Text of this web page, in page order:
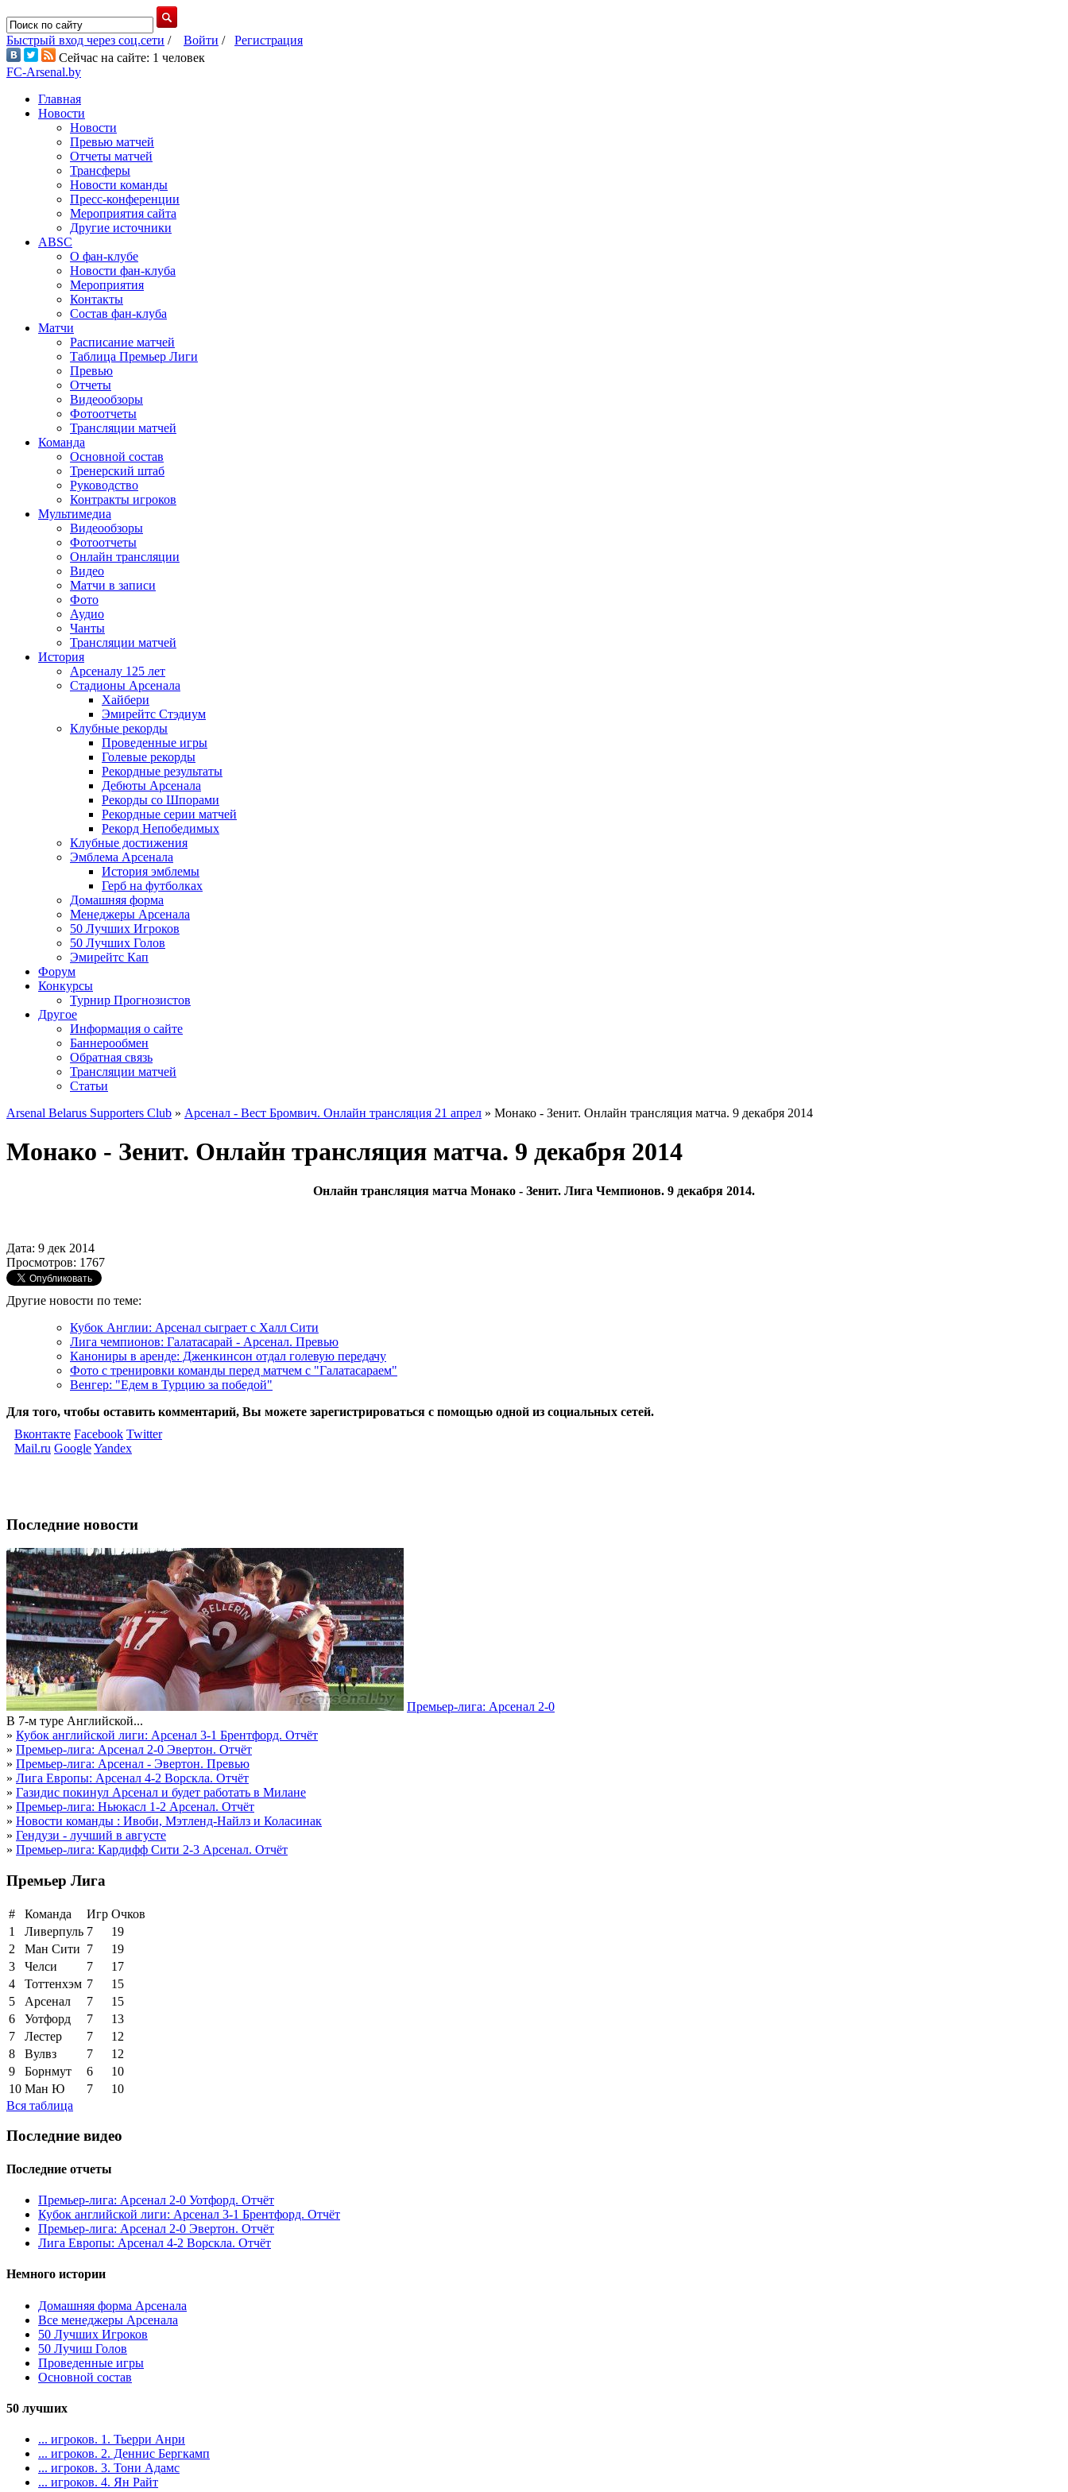
Быстрый вход через соц.сети / Войти / Регистрация
Сейчас на сайте: 1 человек
FC-Arsenal.by
Главная
Новости
Новости
Превью матчей
Отчеты матчей
Трансферы
Новости команды
Пресс-конференции
Мероприятия сайта
Другие источники
ABSC
О фан-клубе
Новости фан-клуба
Мероприятия
Контакты
Состав фан-клуба
Матчи
Расписание матчей
Таблица Премьер Лиги
Превью
Отчеты
Видеообзоры
Фотоотчеты
Трансляции матчей
Команда
Основной состав
Тренерский штаб
Руководство
Контракты игроков
Мультимедиа
Видеообзоры
Фотоотчеты
Онлайн трансляции
Видео
Матчи в записи
Фото
Аудио
Чанты
Трансляции матчей
История
Арсеналу 125 лет
Стадионы Арсенала
Хайбери
Эмирейтс Стэдиум
Клубные рекорды
Проведенные игры
Голевые рекорды
Рекордные результаты
Дебюты Арсенала
Рекорды со Шпорами
Рекордные серии матчей
Рекорд Непобедимых
Клубные достижения
Эмблема Арсенала
История эмблемы
Герб на футболках
Домашняя форма
Менеджеры Арсенала
50 Лучших Игроков
50 Лучших Голов
Эмирейтс Кап
Форум
Конкурсы
Турнир Прогнозистов
Другое
Информация о сайте
Баннерообмен
Обратная связь
Трансляции матчей
Статьи
Arsenal Belarus Supporters Club » Арсенал - Вест Бромвич. Онлайн трансляция 21 апрел » Монако - Зенит. Онлайн трансляция матча. 9 декабря 2014
Монако - Зенит. Онлайн трансляция матча. 9 декабря 2014
Онлайн трансляция матча Монако - Зенит. Лига Чемпионов. 9 декабря 2014.
Дата: 9 дек 2014
Просмотров: 1767
Другие новости по теме:
Кубок Англии: Арсенал сыграет с Халл Сити
Лига чемпионов: Галатасарай - Арсенал. Превью
Канониры в аренде: Дженкинсон отдал голевую передачу
Фото с тренировки команды перед матчем с "Галатасараем"
Венгер: "Едем в Турцию за победой"
Для того, чтобы оставить комментарий, Вы можете зарегистрироваться с помощью одной из социальных сетей.
Вконтакте Facebook Twitter
Mail.ru GoogleYandex
Последние новости
Премьер-лига: Арсенал 2-0
В 7-м туре Английской...
» Кубок английской лиги: Арсенал 3-1 Брентфорд. Отчёт
» Премьер-лига: Арсенал 2-0 Эвертон. Отчёт
» Премьер-лига: Арсенал - Эвертон. Превью
» Лига Европы: Арсенал 4-2 Ворскла. Отчёт
» Газидис покинул Арсенал и будет работать в Милане
» Премьер-лига: Ньюкасл 1-2 Арсенал. Отчёт
» Новости команды : Ивоби, Мэтленд-Найлз и Коласинак
» Гендузи - лучший в августе
» Премьер-лига: Кардифф Сити 2-3 Арсенал. Отчёт
Премьер Лига
# Команда Игр Очков
1
Ливерпуль 7
19
2
Ман Сити 7
19
3
Челси 7
17
4
Тоттенхэм 7
15
5
Арсенал 7
15
6
Уотфорд 7
13
7
Лестер 7
12
8
Вулвз 7
12
9
Борнмут 6
10
10 Ман Ю 7
10
Вся таблица
Последние видео
Последние отчеты
Премьер-лига: Арсенал 2-0 Уотфорд. Отчёт
Кубок английской лиги: Арсенал 3-1 Брентфорд. Отчёт
Премьер-лига: Арсенал 2-0 Эвертон. Отчёт
Лига Европы: Арсенал 4-2 Ворскла. Отчёт
Немного истории
Домашняя форма Арсенала
Все менеджеры Арсенала
50 Лучших Игроков
50 Лучиш Голов
Проведенные игры
Основной состав
50 лучших
... игроков. 1. Тьерри Анри
... игроков. 2. Деннис Бергкамп
... игроков. 3. Тони Адамс
... игроков. 4. Ян Райт